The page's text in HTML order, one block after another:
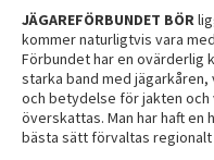
JÄGAREFÖRBUNDET BÖR
kommer naturligtvis vara
Förbundet har en ovärderlig
starka band med
och betydelse för jakten och
överskattas. Man har haft en
bästa sätt förvaltas regionalt